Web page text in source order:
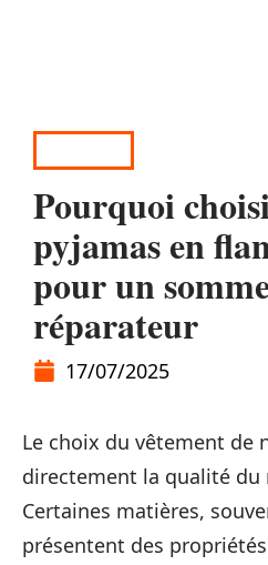
Pourquoi
pyjamas en
pour un
réparateur
17/07/2025
Le choix du vêtement de
directement la qualité du
Certaines matières,
présentent des